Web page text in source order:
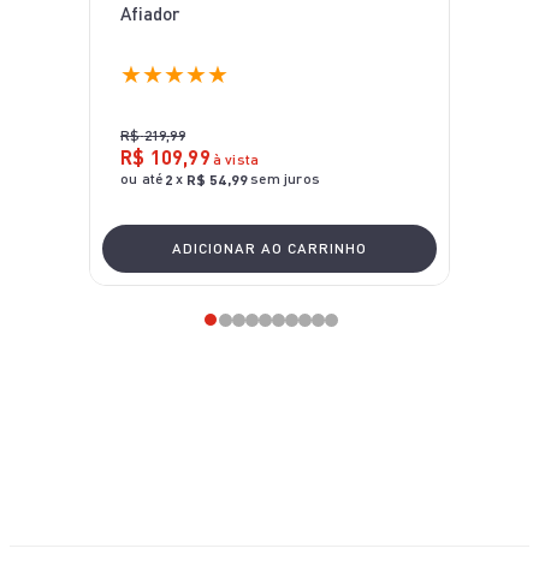
Afiador
★★★★★
R$ 219,99
R$ 109,99 à vista
ou até 2 x R$ 54,99sem juros
ADICIONAR AO CARRINHO